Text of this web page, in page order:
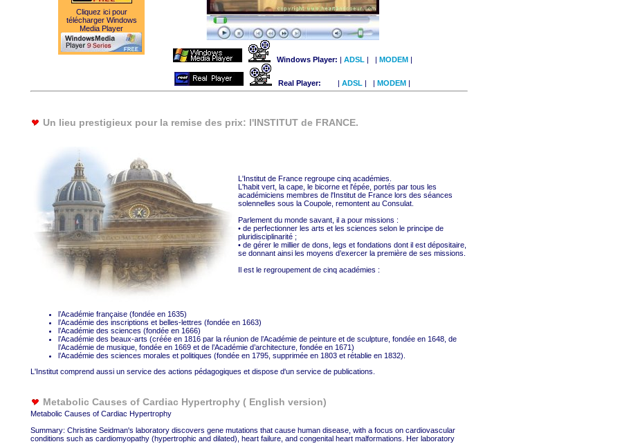
Cliquez ici pour
télécharger Windows
Media Player
Windows Player: | ADSL | | MODEM|
Real Player: | ADSL | | MODEM |
Un lieu prestigieux pour la remise des prix: l'INSTITUT de FRANCE.
L'Institut de France regroupe cinq académies.
L'habit vert, la cape, le bicorne et l'épée, portés par tous les
académiciens membres de l'Institut de France lors des séances
solennelles sous la Coupole, remontent au Consulat.
Parlement du monde savant, il a pour missions :
• de perfectionner les arts et les sciences selon le principe de
pluridisciplinarité ;
• de gérer le millier de dons, legs et fondations dont il est dépositaire,
se donnant ainsi les moyens d’exercer la première de ses missions.
Il est le regroupement de cinq académies :
l’Académie française (fondée en 1635)
l’Académie des inscriptions et belles-lettres (fondée en 1663)
l’Académie des sciences (fondée en 1666)
l’Académie des beaux-arts (créée en 1816 par la réunion de l’Académie de peinture et de sculpture, fondée en 1648, de
l’Académie de musique, fondée en 1669 et de l’Académie d’architecture, fondée en 1671)
l’Académie des sciences morales et politiques (fondée en 1795, supprimée en 1803 et rétablie en 1832).
L'Institut comprend aussi un service des actions pédagogiques et dispose d'un service de publications.
Metabolic Causes of Cardiac Hypertrophy ( English version)
Metabolic Causes of Cardiac Hypertrophy
Summary: Christine Seidman's laboratory discovers gene mutations that cause human disease, with a focus on cardiovascular
conditions such as cardiomyopathy (hypertrophic and dilated), heart failure, and congenital heart malformations. Her laboratory